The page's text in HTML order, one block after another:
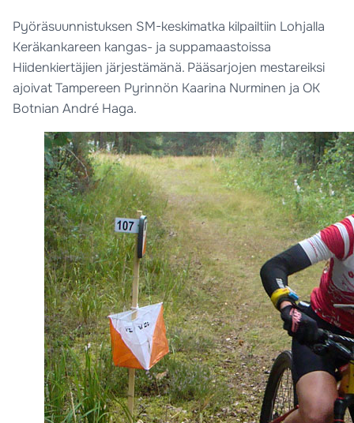
Pyöräsuunnistuksen SM-keskimatka kilpailtiin Lohjalla
Keräkankareen kangas- ja suppamaastoissa
Hiidenkiertäjien järjestämänä. Pääsarjojen mestareiksi
ajoivat Tampereen Pyrinnön Kaarina Nurminen ja OK
Botnian André Haga.